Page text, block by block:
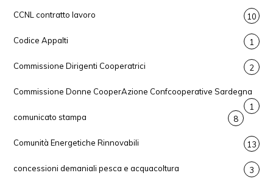
CCNL contratto lavoro 10
Codice Appalti 1
Commissione Dirigenti Cooperatrici 2
Commissione Donne CooperAzione Confcooperative Sardegna
1
comunicato stampa
8
Comunità Energetiche Rinnovabili 13
concessioni demaniali pesca e acquacoltura 3